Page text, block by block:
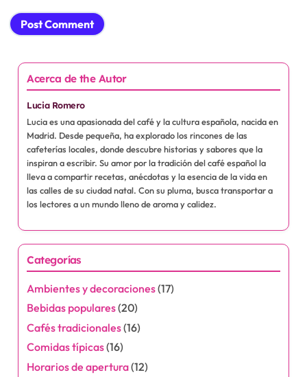
Acerca de the Autor
Lucia Romero
Lucia es una apasionada del café y la cultura española, nacida en
Madrid. Desde pequeña, ha explorado los rincones de las
cafeterías locales, donde descubre historias y sabores que la
inspiran a escribir. Su amor por la tradición del café español la
lleva a compartir recetas, anécdotas y la esencia de la vida en
las calles de su ciudad natal. Con su pluma, busca transportar a
los lectores a un mundo lleno de aroma y calidez.
Categorías
Ambientes y decoraciones(17)
Bebidas populares(20)
Cafés tradicionales(16)
Comidas típicas(16)
Horarios de apertura(12)